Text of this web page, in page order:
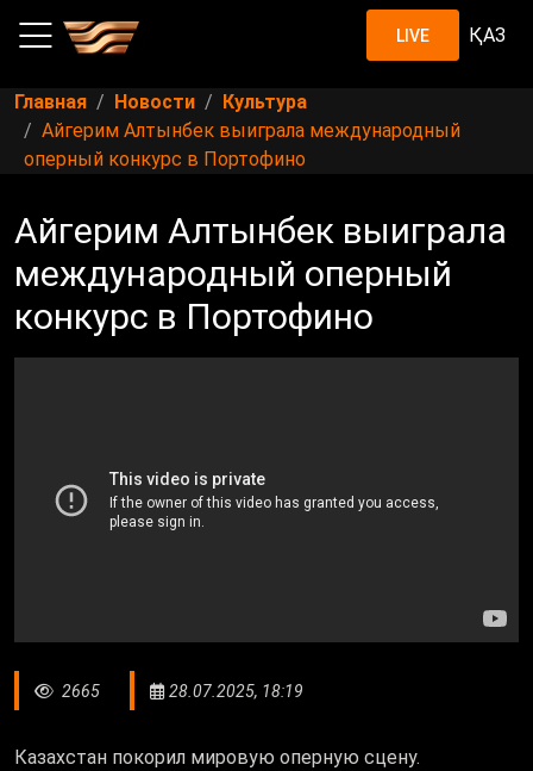
LIVE ҚАЗ
Главная Новости
Культура
Айгерим Алтынбек выиграла международный
оперный конкурс в Портофино
Айгерим Алтынбек выиграла
международный оперный
конкурс в Портофино
2665 28.07.2025, 18:19
Казахстан покорил мировую оперную сцену.